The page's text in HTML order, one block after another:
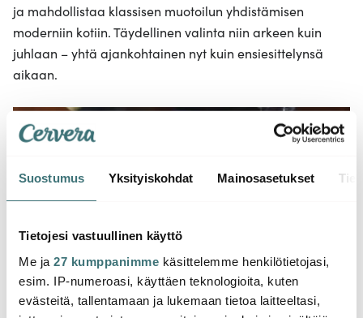
Suostumus Yksityiskohdat Mainosasetukset
Tietojesi vastuullinen käyttö
Me ja 27 kumppanimme käsittelemme henkilötietojasi,
esim. IP-numeroasi, käyttäen teknologioita, kuten
evästeitä, tallentamaan ja lukemaan tietoa laitteeltasi,
ja mahdollistaa klassisen muotoilun yhdistämisen
moderniin kotiin. Täydellinen valinta niin arkeen kuin
juhlaan – yhtä ajankohtainen nyt kuin ensiesittelynsä
aikaan.